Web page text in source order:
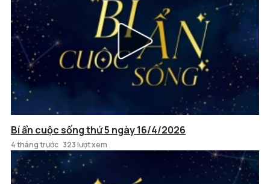
Bí ẩn cuộc sống thứ 5 ngày 16/4/2026
4 tháng trước 323 lượt xem